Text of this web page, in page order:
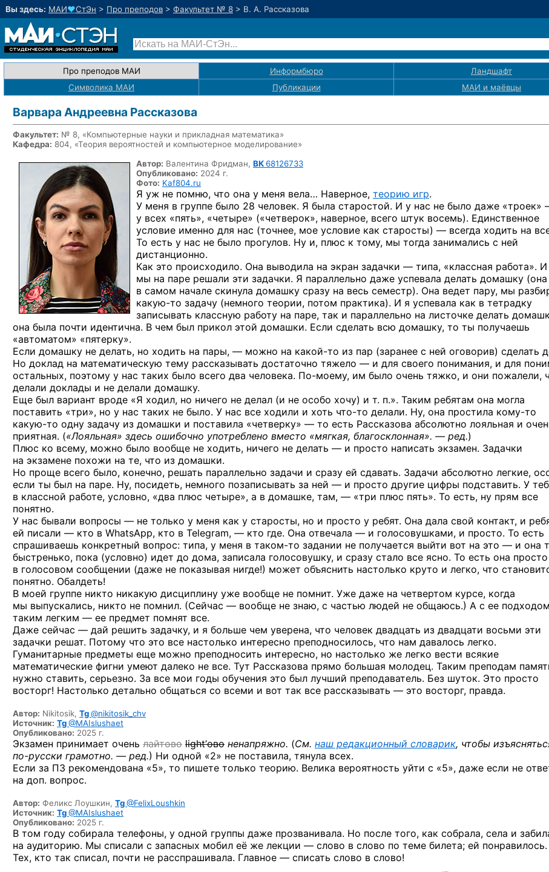
Вы здесь: МАИ♥СтЭн > Про преподов > Факультет № 8 > В. А. Рассказова
Про преподов МАИ Информбюро
Ландшафт
Символика МАИ
Публикации МАИ и маёвцы
Варвара Андреевна Рассказова
Факультет: № 8, «Компьютерные науки и прикладная математика»
Кафедра: 804, «Теория вероятностей и компьютерное моделирование»
Автор: Валентина Фридман, ВК68126733
Опубликовано: 2024 г.
Фото: Kaf804.ru
Я уж не помню, что она у меня вела… Наверное, теорию игр.
У меня в группе было 28 человек. Я была старостой. И у нас не было даже «троек»
у всех «пять», «четыре» («четверок», наверное, всего штук восемь). Единственное
условие именно для нас (точнее, мое условие как старосты) — всегда ходить на
То есть у нас не было прогулов. Ну и, плюс к тому, мы тогда занимались с ней
дистанционно.
Как это происходило. Она выводила на экран задачки — типа, «классная работа». И
мы на паре решали эти задачки. Я параллельно даже успевала делать домашку (она
в самом начале скинула домашку сразу на весь семестр). Она ведет пару, мы
какую-то задачу (немного теории, потом практика). И я успевала как в тетрадку
записывать классную работу на паре, так и параллельно на листочке делать
она была почти идентична. В чем был прикол этой домашки. Если сделать всю домашку, то ты получаешь
«автоматом» «пятерку».
Если домашку не делать, но ходить на пары, — можно на какой-то из пар (заранее с ней оговорив) сделать
Но доклад на математическую тему рассказывать достаточно тяжело — и для своего понимания, и для
остальных, поэтому у нас таких было всего два человека. По-моему, им было очень тяжко, и они пожалели,
делали доклады и не делали домашку.
Еще был вариант вроде «Я ходил, но ничего не делал (и не особо хочу) и т. п.». Таким ребятам она могла
поставить «три», но у нас таких не было. У нас все ходили и хоть что-то делали. Ну, она простила кому-то
какую-то одну задачу из домашки и поставила «четверку» — то есть Рассказова абсолютно лояльная и
приятная. («Лояльная» здесь ошибочно употреблено вместо «мягкая, благосклонная». — ред.)
Плюс ко всему, можно было вообще не ходить, ничего не делать — и просто написать экзамен. Задачки
на экзамене похожи на те, что из домашки.
Но проще всего было, конечно, решать параллельно задачи и сразу ей сдавать. Задачи абсолютно легкие,
если ты был на паре. Ну, посидеть, немного позаписывать за ней — и просто другие цифры подставить. У
в классной работе, условно, «два плюс четыре», а в домашке, там, — «три плюс пять». То есть, ну прям все
понятно.
У нас бывали вопросы — не только у меня как у старосты, но и просто у ребят. Она дала свой контакт, и
ей писали — кто в WhatsApp, кто в Telegram, — кто где. Она отвечала — и голосовушками, и просто. То есть
спрашиваешь конкретный вопрос: типа, у меня в таком-то задании не получается выйти вот на это — и она
быстренько, пока (условно) идет до дома, записала голосовушку, и сразу стало все ясно. То есть она просто
в голосовом сообщении (даже не показывая нигде!) может объяснить настолько круто и легко, что
понятно. Обалдеть!
В моей группе никто никакую дисциплину уже вообще не помнит. Уже даже на четвертом курсе, когда
мы выпускались, никто не помнил. (Сейчас — вообще не знаю, с частью людей не общаюсь.) А с ее
таким легким — ее предмет помнят все.
Даже сейчас — дай решить задачку, и я больше чем уверена, что человек двадцать из двадцати восьми эти
задачки решат. Потому что это все настолько интересно преподносилось, что нам давалось легко.
Гуманитарные предметы еще можно преподносить интересно, но настолько же легко вести всякие
математические фигни умеют далеко не все. Тут Рассказова прямо большая молодец. Таким преподам
нужно ставить, серьезно. За все мои годы обучения это был лучший преподаватель. Без шуток. Это просто
восторг! Настолько детально общаться со всеми и вот так все рассказывать — это восторг, правда.
Автор: Nikitosik, Tg@nikitosik_chv
Источник: Tg@MAIslushaet
Опубликовано: 2025 г.
Экзамен принимает очень лайтово light’ово ненапряжно. (См. наш редакционный словарик, чтобы
по-русски грамотно. — ред.) Ни одной «2» не поставила, тянула всех.
Если за ПЗ рекомендована «5», то пишете только теорию. Велика вероятность уйти с «5», даже если не
на доп. вопрос.
Автор: Феликс Лоушкин, Tg@FelixLoushkin
Источник: Tg@MAIslushaet
Опубликовано: 2025 г.
В том году собирала телефоны, у одной группы даже прозванивала. Но после того, как собрала, села и
на аудиторию. Мы списали с запасных мобил её же лекции — слово в слово по теме билета; ей понравилось.
Тех, кто так списал, почти не расспрашивала. Главное — списать слово в слово!